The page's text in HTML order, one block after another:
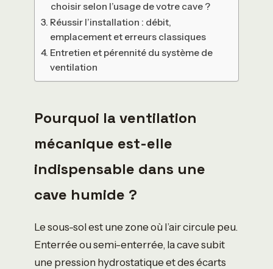
choisir selon l’usage de votre cave ?
Réussir l’installation : débit,
emplacement et erreurs classiques
Entretien et pérennité du système de
ventilation
Pourquoi la ventilation
mécanique est-elle
indispensable dans une
cave humide ?
Le sous-sol est une zone où l’air circule peu.
Enterrée ou semi-enterrée, la cave subit
une pression hydrostatique et des écarts